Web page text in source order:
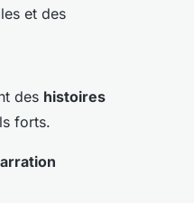
et des
des histoires
forts.